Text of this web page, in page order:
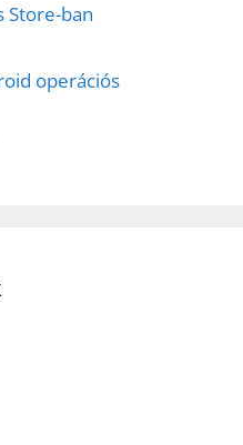
Store-ban
operációs